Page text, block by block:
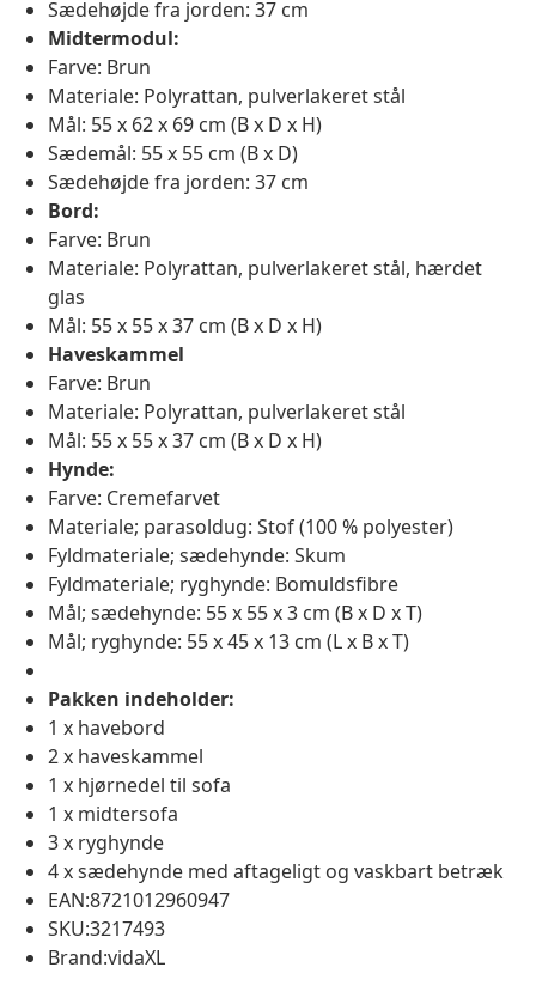
Sædehøjde fra jorden: 37 cm
Midtermodul:
Farve: Brun
Materiale: Polyrattan, pulverlakeret stål
Mål: 55 x 62 x 69 cm (B x D x H)
Sædemål: 55 x 55 cm (B x D)
Sædehøjde fra jorden: 37 cm
Bord:
Farve: Brun
Materiale: Polyrattan, pulverlakeret stål, hærdet
glas
Mål: 55 x 55 x 37 cm (B x D x H)
Haveskammel
Farve: Brun
Materiale: Polyrattan, pulverlakeret stål
Mål: 55 x 55 x 37 cm (B x D x H)
Hynde:
Farve: Cremefarvet
Materiale; parasoldug: Stof (100 % polyester)
Fyldmateriale; sædehynde: Skum
Fyldmateriale; ryghynde: Bomuldsfibre
Mål; sædehynde: 55 x 55 x 3 cm (B x D x T)
Mål; ryghynde: 55 x 45 x 13 cm (L x B x T)
Pakken indeholder:
1 x havebord
2 x haveskammel
1 x hjørnedel til sofa
1 x midtersofa
3 x ryghynde
4 x sædehynde med aftageligt og vaskbart betræk
EAN:8721012960947
SKU:3217493
Brand:vidaXL